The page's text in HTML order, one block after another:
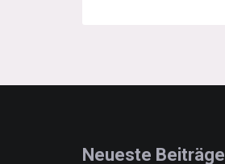
Neueste Beiträge